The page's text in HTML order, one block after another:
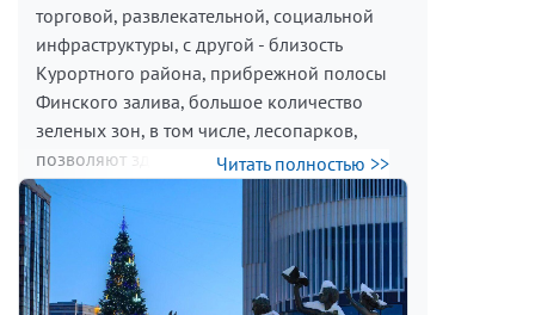
торговой, развлекательной, социальной
инфраструктуры, с другой - близость
Курортного района, прибрежной полосы
Финского залива, большое количество
зеленых зон, в том числе, лесопарков,
позволяют здешним обитателям
нивелировать ощущение "каменных
джунглей" и найти островок уединения
среди городской суеты.
В последние годы Приморский район
стал особенно привлекателен с
Читать полностью >>